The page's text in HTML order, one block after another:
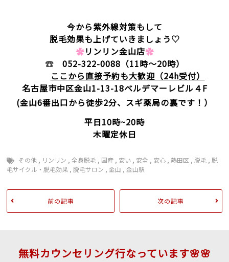
今から紫外線対策もして
脱毛効果も上げていきましょう♡
✿リンリン金山店✿
☎ 052-322-0088 （11時～20時）
ここから直接予約も大歓迎（24h受付）
名古屋市中区金山1-13-18ベルデマーレビル４F
(金山6番出口から徒歩2分、スギ薬局の裏です！）
平日10時~20時
木曜定休日
その他 , リンリン ,全身脱毛 , 国産 , 安い , 安全 , 安心 , 熱田区 ,脱毛 ,脱
毛サイクル・脱毛効果 ,脱毛サロン ,金山 ,金山駅
前の記事 次の記事
無料カウンセリング行なっています🌸🌸